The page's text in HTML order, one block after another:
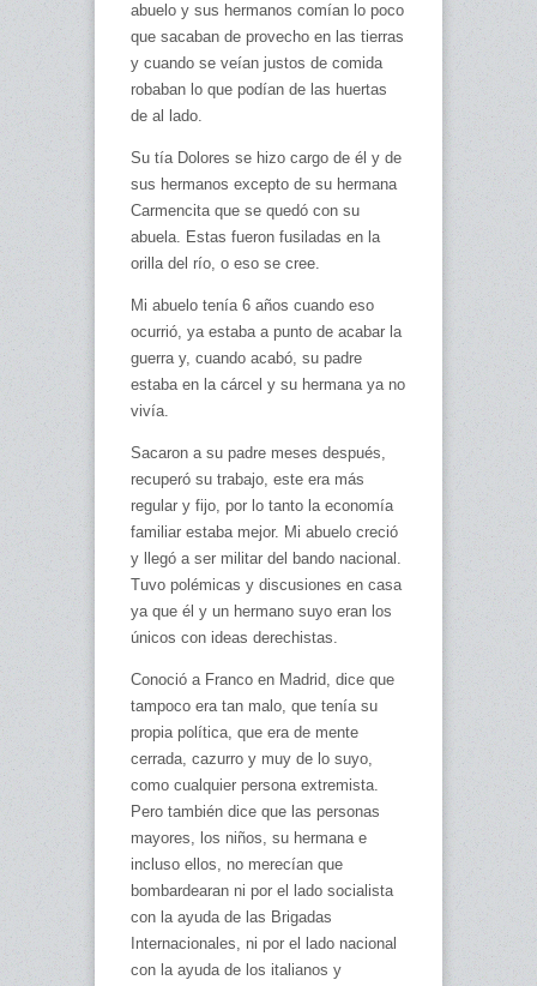
abuelo y sus hermanos comían lo poco
que sacaban de provecho en las tierras
y cuando se veían justos de comida
robaban lo que podían de las huertas
de al lado.
Su tía Dolores se hizo cargo de él y de
sus hermanos excepto de su hermana
Carmencita que se quedó con su
abuela. Estas fueron fusiladas en la
orilla del río, o eso se cree.
Mi abuelo tenía 6 años cuando eso
ocurrió, ya estaba a punto de acabar la
guerra y, cuando acabó, su padre
estaba en la cárcel y su hermana ya no
vivía.
Sacaron a su padre meses después,
recuperó su trabajo, este era más
regular y fijo, por lo tanto la economía
familiar estaba mejor. Mi abuelo creció
y llegó a ser militar del bando nacional.
Tuvo polémicas y discusiones en casa
ya que él y un hermano suyo eran los
únicos con ideas derechistas.
Conoció a Franco en Madrid, dice que
tampoco era tan malo, que tenía su
propia política, que era de mente
cerrada, cazurro y muy de lo suyo,
como cualquier persona extremista.
Pero también dice que las personas
mayores, los niños, su hermana e
incluso ellos, no merecían que
bombardearan ni por el lado socialista
con la ayuda de las Brigadas
Internacionales, ni por el lado nacional
con la ayuda de los italianos y